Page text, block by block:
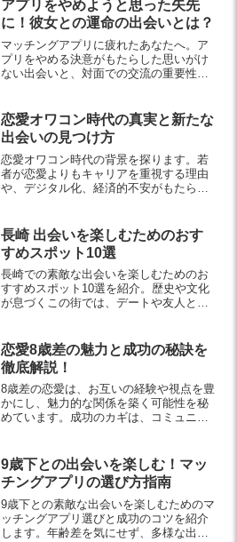
アプリをやめようと思った矢先
に！彼女との運命の出会いとは？
マッチングアプリに疲れたあなたへ。ア
プリをやめる決意がもたらした思いがけ
ない出会いと、対面での交流の重要性を
恋愛オワコン時代の真実と新たな
出会いの見つけ方
恋愛オワコン時代の背景を探ります。若
者が恋愛よりもキャリアを重視する理由
や、デジタル化、経済的不安がもたらす
化する恋愛観を受け入れるヒントを紹介
します。
長崎 出会いを楽しむためのおす
すめスポット10選
長崎での素敵な出会いを楽しむためのお
すすめスポット10選を紹介。歴史や文化
が息づくこの街では、デートや友人との
て！
恋愛8歳差の魅力と成功の秘訣を
徹底解説！
8歳差の恋愛は、お互いの経験や視点を豊
かにし、魅力的な関係を築く可能性を秘
めています。成功のカギは、コミュニケ
方法を探りましょう。
9歳下との出会いを楽しむ！マッ
チングアプリの選び方指南
9歳下との素敵な出会いを楽しむためのマ
ッチングアプリ選びと成功のコツを紹介
します。年齢差を気にせず、多様な出会